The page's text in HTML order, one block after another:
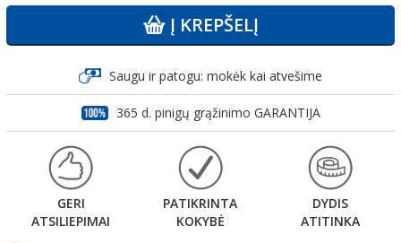
Į KREPŠELĮ
Saugu ir patogu: mokėk kai atvešime
365 d. pinigų grąžinimo GARANTIJA
GERI
ATSILIEPIMAI
PATIKRINTA
KOKYBĖ
DYDIS
ATITINKA